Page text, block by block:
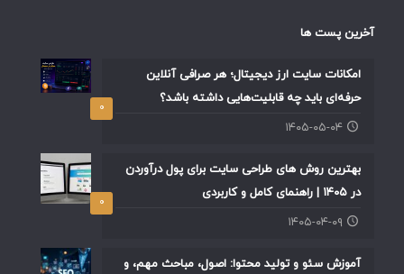
آخرین پست ها
۰
امکانات سایت ارز دیجیتال؛ هر صرافی آنلاین
حرفه‌ای باید چه قابلیت‌هایی داشته باشد؟
۱۴۰۵-۰۵-۰۴
۰
بهترین روش های طراحی سایت برای پول درآوردن
در ۱۴۰۵ | راهنمای کامل و کاربردی
۱۴۰۵-۰۴-۰۹
آموزش سئو و تولید محتوا: اصول، مباحث مهم، و